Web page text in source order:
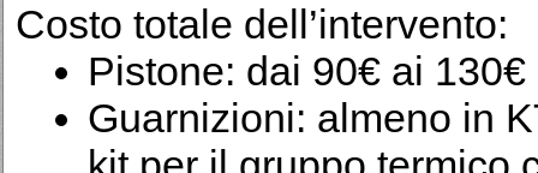
Costo totale dell’intervento:
Pistone: dai 90€ ai
Guarnizioni: almeno in